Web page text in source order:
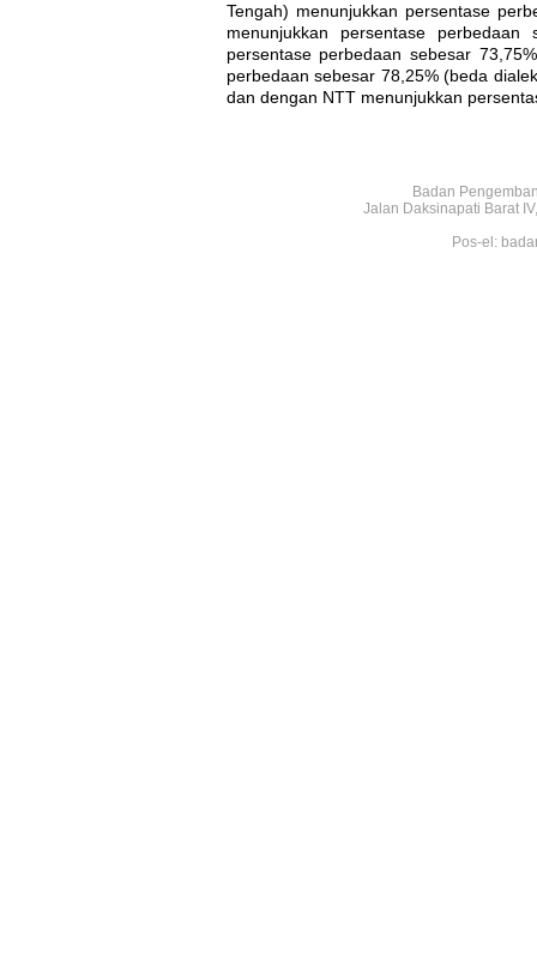
Tengah) menunjukkan persentase
menunjukkan persentase
persentase perbedaan sebesar
perbedaan sebesar 78,25% (beda
dan dengan NTT menunjukkan
Badan
Jalan Daksinapati Barat
Pos-el: